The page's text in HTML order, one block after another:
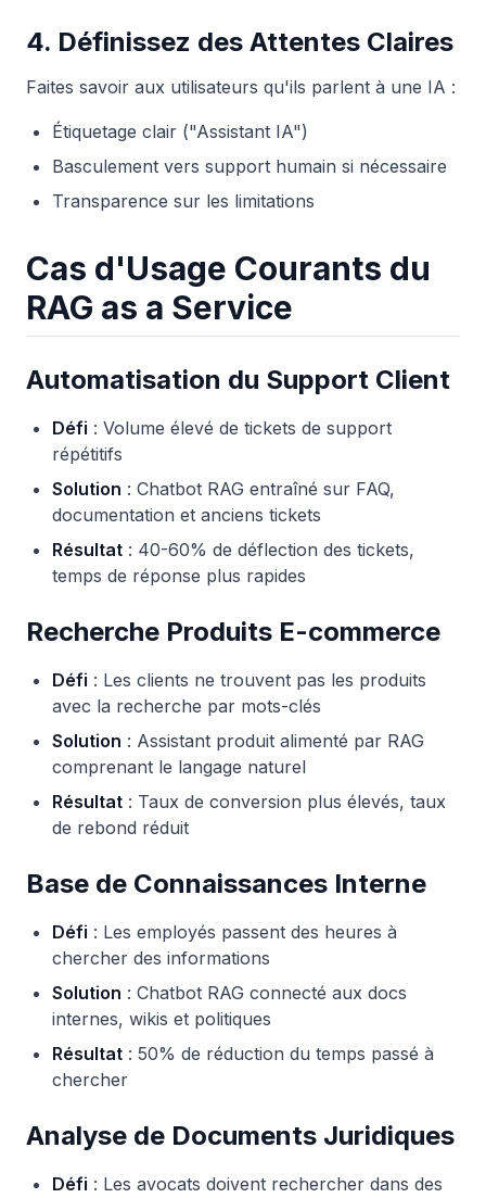
4. Définissez des Attentes Claires
Faites savoir aux utilisateurs qu'ils parlent à une IA :
Étiquetage clair ("Assistant IA")
Basculement vers support humain si nécessaire
Transparence sur les limitations
Cas d'Usage Courants du
RAG as a Service
Automatisation du Support Client
Défi : Volume élevé de tickets de support
répétitifs
Solution : Chatbot RAG entraîné sur FAQ,
documentation et anciens tickets
Résultat : 40-60% de déflection des tickets,
temps de réponse plus rapides
Recherche Produits E-commerce
Défi : Les clients ne trouvent pas les produits
avec la recherche par mots-clés
Solution : Assistant produit alimenté par RAG
comprenant le langage naturel
Résultat : Taux de conversion plus élevés, taux
de rebond réduit
Base de Connaissances Interne
Défi : Les employés passent des heures à
chercher des informations
Solution : Chatbot RAG connecté aux docs
internes, wikis et politiques
Résultat : 50% de réduction du temps passé à
chercher
Analyse de Documents Juridiques
Défi : Les avocats doivent rechercher dans des